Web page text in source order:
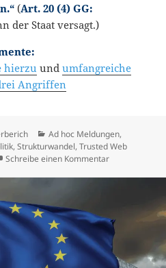
(Art. 20 (4) GG:
der Staat versagt.)
hierzu undumfangreiche
Angriffen
Kategorien
Ad hoc Meldungen,
,Strukturwandel,Trusted Web
Schreibe einen Kommentar